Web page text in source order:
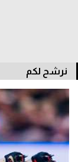
أقسام خاصة
ميركاتو
تحقيق في الجول
تقرير في الجول
نرشح لكم